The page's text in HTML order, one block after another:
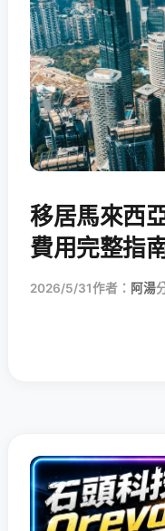
移居馬來西
費用完整指
2026/5/31作者： 阿湯